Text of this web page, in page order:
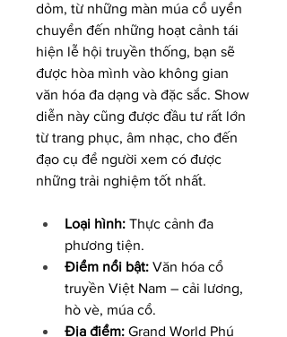
dỏm, từ những màn múa cổ uyển
chuyển đến những hoạt cảnh tái
hiện lễ hội truyền thống, bạn sẽ
được hòa mình vào không gian
văn hóa đa dạng và đặc sắc. Show
diễn này cũng được đầu tư rất lớn
từ trang phục, âm nhạc, cho đến
đạo cụ để người xem có được
những trải nghiệm tốt nhất.
Loại hình: Thực cảnh đa
phương tiện.
Điểm nổi bật: Văn hóa cổ
truyền Việt Nam – cải lương,
hò vè, múa cổ.
Địa điểm: Grand World Phú